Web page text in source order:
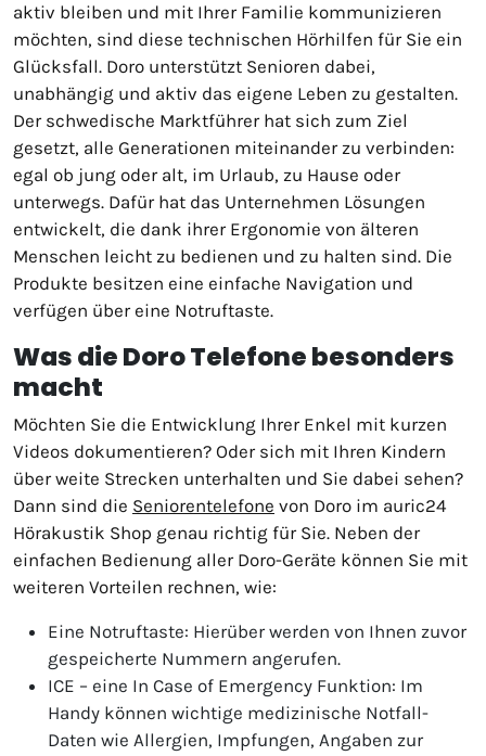
aktiv bleiben und mit Ihrer Familie kommunizieren
möchten, sind diese technischen Hörhilfen für Sie ein
Glücksfall. Doro unterstützt Senioren dabei,
unabhängig und aktiv das eigene Leben zu gestalten.
Der schwedische Marktführer hat sich zum Ziel
gesetzt, alle Generationen miteinander zu verbinden:
egal ob jung oder alt, im Urlaub, zu Hause oder
unterwegs. Dafür hat das Unternehmen Lösungen
entwickelt, die dank ihrer Ergonomie von älteren
Menschen leicht zu bedienen und zu halten sind. Die
Produkte besitzen eine einfache Navigation und
verfügen über eine Notruftaste.
Was die Doro Telefone besonders
macht
Möchten Sie die Entwicklung Ihrer Enkel mit kurzen
Videos dokumentieren? Oder sich mit Ihren Kindern
über weite Strecken unterhalten und Sie dabei sehen?
Dann sind die Seniorentelefone von Doro im auric24
Hörakustik Shop genau richtig für Sie. Neben der
einfachen Bedienung aller Doro-Geräte können Sie mit
weiteren Vorteilen rechnen, wie:
Eine Notruftaste: Hierüber werden von Ihnen zuvor
gespeicherte Nummern angerufen.
ICE – eine In Case of Emergency Funktion: Im
Handy können wichtige medizinische Notfall-
Daten wie Allergien, Impfungen, Angaben zur